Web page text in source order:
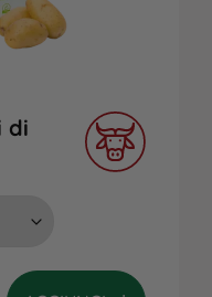
di